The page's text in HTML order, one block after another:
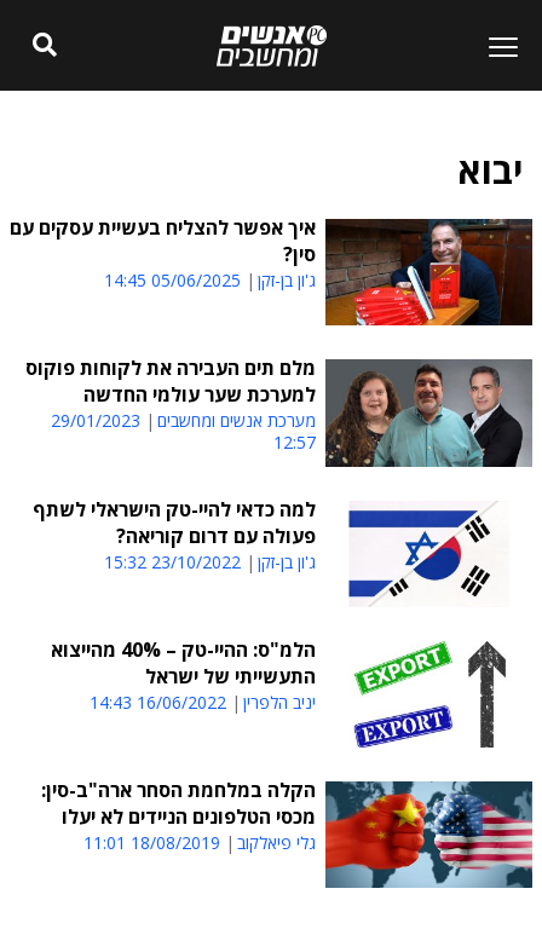
יבוא
איך אפשר להצליח בעשיית עסקים עם
סין?
ג'ון בן-זקן 05/06/2025 14:45
מלם תים העבירה את לקוחות פוקוס
למערכת שער עולמי החדשה
מערכת אנשים ומחשבים
29/01/2023
12:57
למה כדאי להיי-טק הישראלי לשתף
פעולה עם דרום קוריאה?
ג'ון בן-זקן 23/10/2022 15:32
הלמ"ס: ההיי-טק – 40% מהייצוא
התעשייתי של ישראל
יניב הלפרין 16/06/2022 14:43
הקלה במלחמת הסחר ארה"ב-סין:
מכסי הטלפונים הניידים לא יעלו
גלי פיאלקוב 18/08/2019 11:01